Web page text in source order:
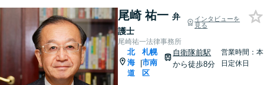
尾崎 祐一 弁
護士
インタビューを
見る
尾崎祐一法律事務所
北
海
道
|
札幌
市南
区
自衛隊前駅
から徒歩8分
営業時間：本
日定休日